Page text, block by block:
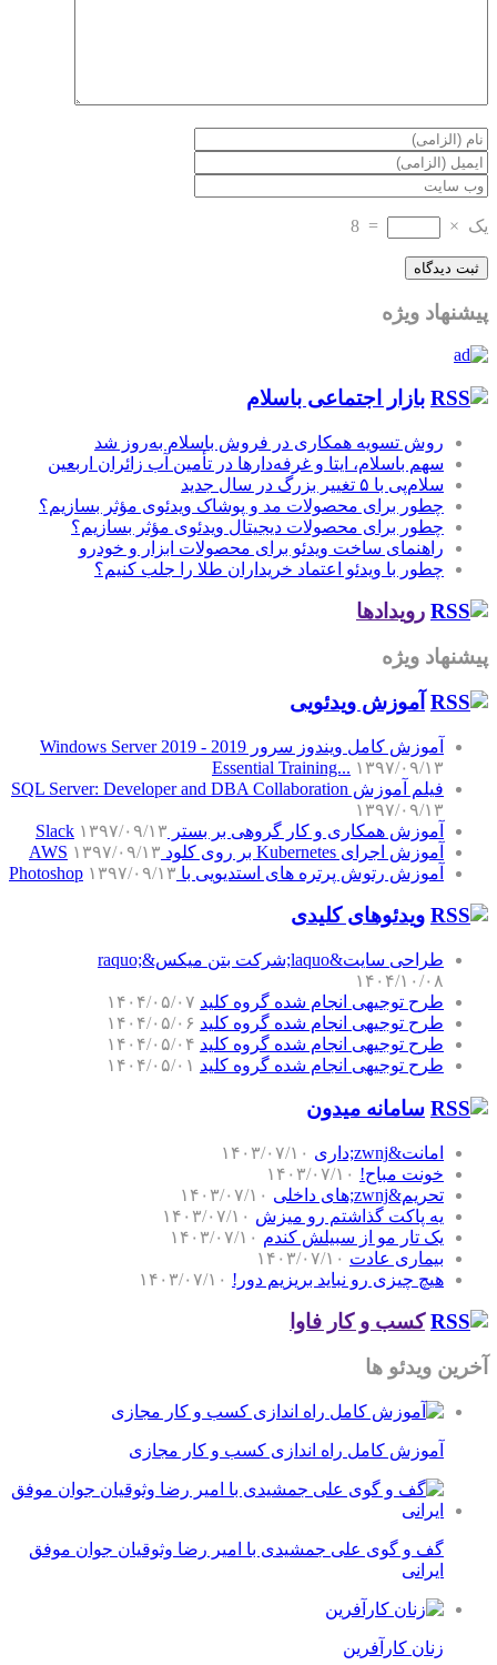
یک ×
=
8
پیشنهاد ویژه
بازار اجتماعی باسلام
روش تسویه همکاری در فروش باسلام به‌روز شد
سهم باسلام، ایتا و غرفه‌دارها در تأمین آب زائران اربعین
سلام‌پی با ۵ تغییر بزرگ در سال جدید
چطور برای محصولات مد و پوشاک ویدئوی مؤثر بسازیم؟
چطور برای محصولات دیجیتال ویدئوی مؤثر بسازیم؟
راهنمای ساخت ویدئو برای محصولات ابزار و خودرو
چطور با ویدئو اعتماد خریداران طلا را جلب کنیم؟
رویدادها
پیشنهاد ویژه
آموزش‌ ویدئویی
آموزش کامل ویندوز سرور 2019 - Windows Server 2019
Essential Training... ۱۳۹۷/۰۹/۱۳
فیلم آموزش SQL Server: Developer and DBA Collaboration
۱۳۹۷/۰۹/۱۳
آموزش همکاری و کار گروهی بر بستر Slack ۱۳۹۷/۰۹/۱۳
آموزش اجرای Kubernetes بر روی کلود AWS
۱۳۹۷/۰۹/۱۳
آموزش رتوش پرتره های استدیویی با Photoshop ۱۳۹۷/۰۹/۱۳
ویدئوهای کلیدی
طراحی سایت&laquo;شرکت بتن میکس&raquo;
۱۴۰۴/۱۰/۰۸
طرح توجیهی انجام شده گروه کلید ۱۴۰۴/۰۵/۰۷
طرح توجیهی انجام شده گروه کلید ۱۴۰۴/۰۵/۰۶
طرح توجیهی انجام شده گروه کلید ۱۴۰۴/۰۵/۰۴
طرح توجیهی انجام شده گروه کلید ۱۴۰۴/۰۵/۰۱
سامانه میدون
امانت&zwnj;داری
۱۴۰۳/۰۷/۱۰
خونت مباح! ۱۴۰۳/۰۷/۱۰
تحریم&zwnj;های داخلی
۱۴۰۳/۰۷/۱۰
یه پاکت گذاشتم رو میزش ۱۴۰۳/۰۷/۱۰
یک تار مو از سبیلش کندم ۱۴۰۳/۰۷/۱۰
بیماری عادت ۱۴۰۳/۰۷/۱۰
هیچ چیزی رو نباید بریزیم دور! ۱۴۰۳/۰۷/۱۰
کسب و کار فاوا
آخرین ویدئو ها
آموزش کامل راه اندازی کسب و کار مجازی
گف و گوی علی جمشیدی با امیر رضا وثوقیان جوان موفق
ایرانی
زنان کارآفرین